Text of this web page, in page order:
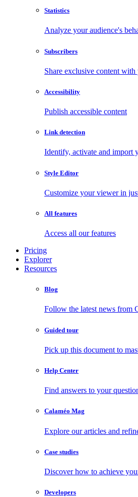
Statistics
Analyze your audience's
Subscribers
Share exclusive content with
Accessibility
Publish accessible content
Link detection
Identify, activate and import
Style Editor
Customize your viewer in
All features
Access all our features
Pricing
Explorer
Resources
Blog
Follow the latest news from
Guided tour
Pick up this document to
Help Center
Find answers to your
Calaméo Mag
Explore our articles and
Case studies
Discover how to achieve
Developers